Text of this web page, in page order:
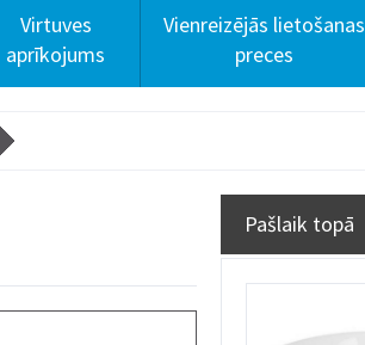
Virtuves
aprīkojums
Vienreizējās lietošanas
preces
Pašlaik topā